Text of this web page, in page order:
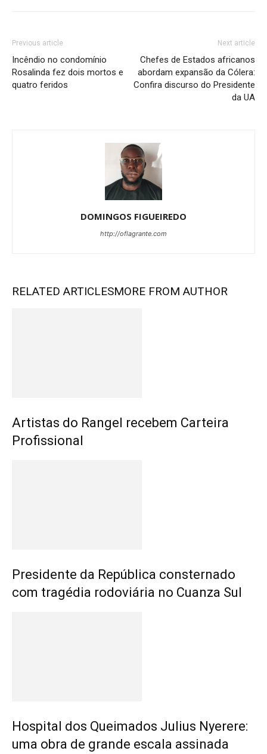
Previous article
Incêndio no condomínio
Rosalinda fez dois mortos e
quatro feridos
Next article
Chefes de Estados africanos
abordam expansão da Cólera:
Confira discurso do Presidente
da UA
DOMINGOS FIGUEIREDO
http://oflagrante.com
RELATED ARTICLESMORE FROM AUTHOR
Artistas do Rangel recebem Carteira
Profissional
Presidente da República consternado
com tragédia rodoviária no Cuanza Sul
Hospital dos Queimados Julius Nyerere:
uma obra de grande escala assinada